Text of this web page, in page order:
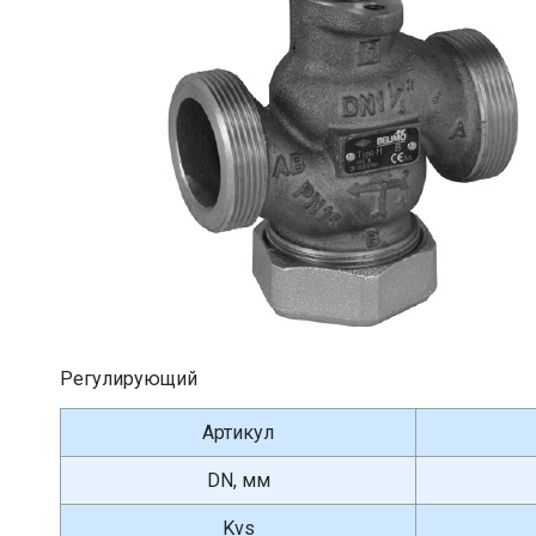
Регулирующий
Артикул
DN, мм
Kvs